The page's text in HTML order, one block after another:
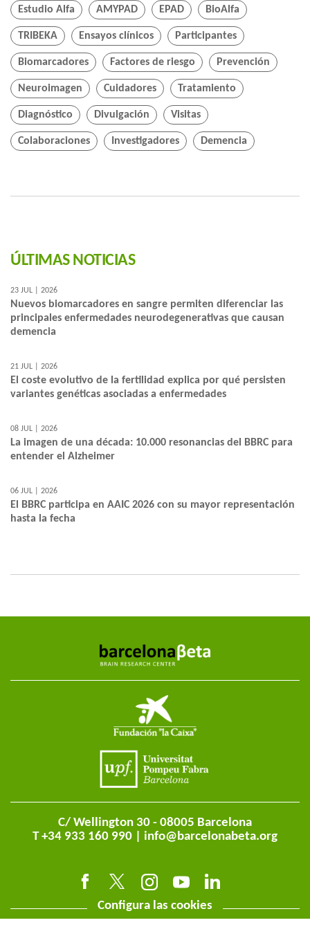
Estudio Alfa AMYPAD EPAD BioAlfa
TRIBEKA Ensayos clínicos Participantes
Biomarcadores Factores de riesgo Prevención
Neuroimagen Cuidadores Tratamiento
Diagnóstico Divulgación Visitas
Colaboraciones Investigadores Demencia
ÚLTIMAS NOTICIAS
23 JUL | 2026
Nuevos biomarcadores en sangre permiten diferenciar las
principales enfermedades neurodegenerativas que causan
demencia
21 JUL | 2026
El coste evolutivo de la fertilidad explica por qué persisten
variantes genéticas asociadas a enfermedades
08 JUL | 2026
La imagen de una década: 10.000 resonancias del BBRC para
entender el Alzheimer
06 JUL | 2026
El BBRC participa en AAIC 2026 con su mayor representación
hasta la fecha
C/ Wellington 30 - 08005 Barcelona
T +34 933 160 990 | info@barcelonabeta.org
Configura las cookies